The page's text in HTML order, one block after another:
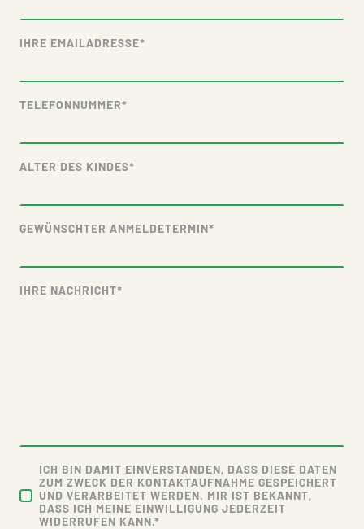
IHRE EMAILADRESSE*
TELEFONNUMMER*
ALTER DES KINDES*
GEWÜNSCHTER ANMELDETERMIN*
IHRE NACHRICHT*
ICH BIN DAMIT EINVERSTANDEN, DASS DIESE DATEN
ZUM ZWECK DER KONTAKTAUFNAHME GESPEICHERT
UND VERARBEITET WERDEN. MIR IST BEKANNT,
DASS ICH MEINE EINWILLIGUNG JEDERZEIT
WIDERRUFEN KANN.*